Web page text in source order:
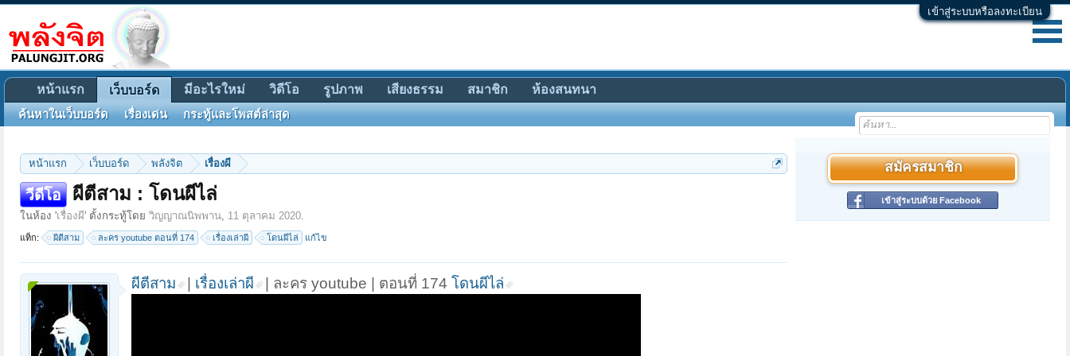
เข้าสู่ระบบหรือลงทะเบียน
หน้าแรก เว็บบอร์ด พลังจิต เรื่องผี
วีดีโอ ผีตีสาม : โดนผีไล่
ในห้อง 'เรื่องผี' ตั้งกระทู้โดย วิญญาณนิพพาน, 11 ตุลาคม 2020.
แท็ก: ผีตีสาม ละคร youtube ตอนที่ 174 เรื่องเล่าผี โดนผีไล่ แก้ไข
ผีตีสาม เรื่องเล่าผี | ละคร youtube | ตอนที่ 174 โดนผีไล่
สมัครสมาชิก
เข้าสู่ระบบด้วย Facebook
หน้าแรก เว็บบอร์ด
ค้นหาในเว็บบอร์ด เรื่องเด่น กระทู้และโพสต์ล่าสุด
มีอะไรใหม่ วิดีโอ รูปภาพ เสียงธรรม สมาชิก ห้องสนทนา